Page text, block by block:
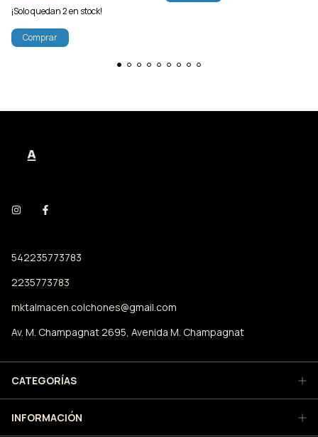
¡Solo quedan2en stock!
Comprar
542235773783
2235773783
mktalmacen.colchones@gmail.com
Av. M. Champagnat 2695, Avenida M. Champagnat
CATEGORÍAS
INFORMACIÓN